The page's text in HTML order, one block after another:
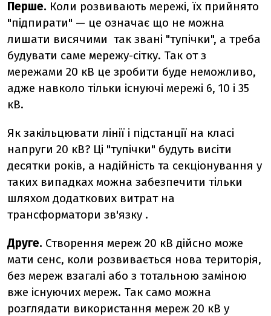
Перше. Коли розвивають мережі, їх прийнято
"підпирати" — це означає що не можна
лишати висячими так звані "тупічки", а треба
будувати саме мережу-сітку. Так от з
мережами 20 кВ це зробити буде неможливо,
адже навколо тільки існуючі мережі 6, 10 і 35
кВ.
Як закільцювати лінії і підстанції на класі
напруги 20 кВ? Ці "тупічки" будуть висіти
десятки років, а надійність та секціонування у
таких випадках можна забезпечити тільки
шляхом додаткових витрат на
трансформатори зв'язку .
Друге. Створення мереж 20 кВ дійсно може
мати сенс, коли розвивається нова територія,
без мереж взагалі або з тотальною заміною
вже існуючих мереж. Так само можна
розглядати використання мереж 20 кВ у